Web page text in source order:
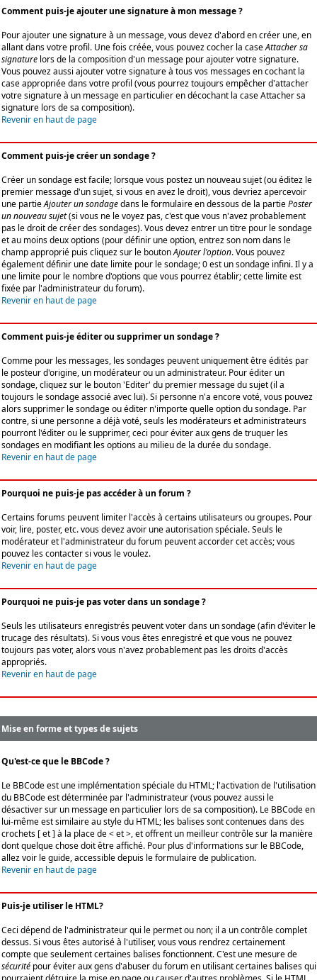
Comment puis-je ajouter une signature à mon message ?
Pour ajouter une signature à un message, vous devez d'abord en créer une, en
allant dans votre profil. Une fois créée, vous pouvez cocher la caseAttacher sa
signature lors de la composition d'un message pour ajouter votre signature.
Vous pouvez aussi ajouter votre signature à tous vos messages en cochant la
case appropriée dans votre profil (vous pourrez toujours empêcher d'attacher
votre signature à un message en particulier en décochant la case Attacher sa
signature lors de sa composition).
Revenir en haut de page
Comment puis-je créer un sondage ?
Créer un sondage est facile; lorsque vous postez un nouveau sujet (ou éditez le
premier message d'un sujet, si vous en avez le droit), vous devriez apercevoir
une partieAjouter un sondagedans le formulaire en dessous de la partiePoster
un nouveau sujet(si vous ne le voyez pas, c'est que vous n'avez probablement
pas le droit de créer des sondages). Vous devez entrer un titre pour le sondage
et au moins deux options (pour définir une option, entrez son nom dans le
champ approprié puis cliquez sur le boutonAjouter l'option. Vous pouvez
également définir une date limite pour le sondage; 0 est un sondage infini. Il y a
une limite pour le nombre d'options que vous pourrez établir; cette limite est
fixée par l'administrateur du forum).
Revenir en haut de page
Comment puis-je éditer ou supprimer un sondage ?
Comme pour les messages, les sondages peuvent uniquement être édités par
le posteur d'origine, un modérateur ou un administrateur. Pour éditer un
sondage, cliquez sur le bouton 'Editer' du premier message du sujet (il a
toujours le sondage associé avec lui). Si personne n'a encore voté, vous pouvez
alors supprimer le sondage ou éditer n'importe quelle option du sondage. Par
contre, si une personne a déjà voté, seuls les modérateurs et administrateurs
pourront l'éditer ou le supprimer, ceci pour éviter aux gens de truquer les
sondages en modifiant les options au milieu de la durée du sondage.
Revenir en haut de page
Pourquoi ne puis-je pas accéder à un forum ?
Certains forums peuvent limiter l'accès à certains utilisateurs ou groupes. Pour
voir, lire, poster, etc. vous devez avoir une autorisation spéciale. Seuls le
modérateur et l'administrateur du forum peuvent accorder cet accès; vous
pouvez les contacter si vous le voulez.
Revenir en haut de page
Pourquoi ne puis-je pas voter dans un sondage ?
Seuls les utilisateurs enregistrés peuvent voter dans un sondage (afin d'éviter le
trucage des résultats). Si vous vous êtes enregistré et que vous ne pouvez
toujours pas voter, alors vous n'avez probablement pas les droits d'accès
appropriés.
Revenir en haut de page
Mise en forme et types de sujets
Qu'est-ce que le BBCode ?
Le BBCode est une implémentation spéciale du HTML; l'activation de l'utilisation
du BBCode est déterminée par l'administrateur (vous pouvez aussi le
désactiver sur un message en particulier lors de sa composition). Le BBCode en
lui-même est similaire au style du HTML; les balises sont contenues dans des
crochets [ et ] à la place de < et >, et offrent un meilleur contrôle sur la manière
dont quelque chose doit être affiché. Pour plus d'informations sur le BBCode,
allez voir le guide, accessible depuis le formulaire de publication.
Revenir en haut de page
Puis-je utiliser le HTML?
Ceci dépend de l'administrateur qui le permet ou non; il a un contrôle complet
dessus. Si vous êtes autorisé à l'utiliser, vous vous rendrez certainement
compte que seulement certaines balises fonctionnent. C'est une mesure de
sécurité pour éviter aux gens d'abuser du forum en utilisant certaines balises qui